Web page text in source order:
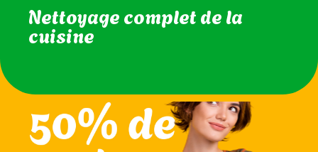
Nettoyage complet de la
cuisine